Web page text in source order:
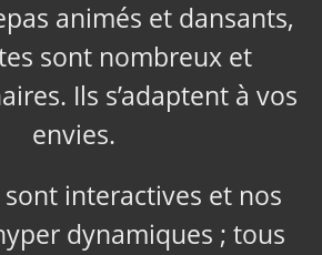
animés et dansants,
sont nombreux et
Ils s’adaptent à vos
envies.
sont interactives et nos
dynamiques ; tous